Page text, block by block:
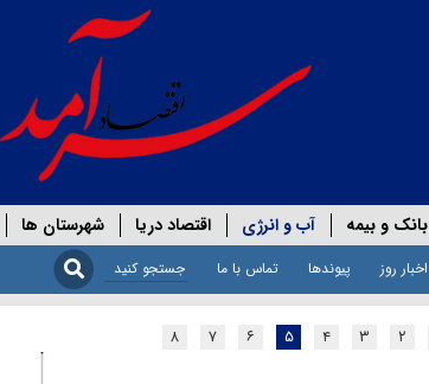
بانک و بیمه آب و انرژی اقتصاد دریا شهرستان ها
اخبار روز پیوندها تماس با ما
۲ ۳ ۴ ۵ ۶ ۷ ۸